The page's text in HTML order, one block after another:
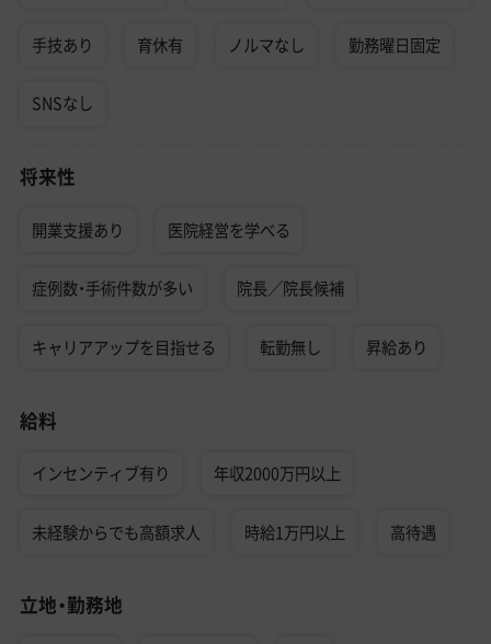
手技あり 育休有 ノルマなし 勤務曜日固定
SNSなし
将来性
開業支援あり 医院経営を学べる
症例数・手術件数が多い 院長／院長候補
キャリアアップを目指せる 転勤無し 昇給あり
給料
インセンティブ有り 年収2000万円以上
未経験からでも高額求人 時給1万円以上 高待遇
立地・勤務地